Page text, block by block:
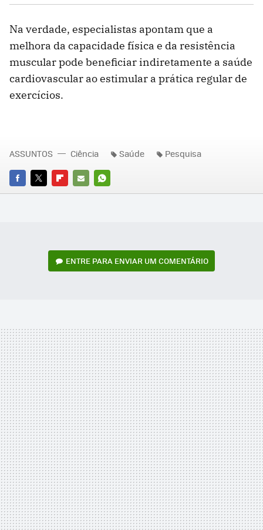
Na verdade, especialistas apontam que a
melhora da capacidade física e da resistência
muscular pode beneficiar indiretamente a saúde
cardiovascular ao estimular a prática regular de
exercícios.
FACEBOOK
TWITTERFLIPBOARD
E-
WHATSAPP
ASSUNTOS Ciência Saúde Pesquisa
ENTRE PARA ENVIAR UM COMENTÁRIO